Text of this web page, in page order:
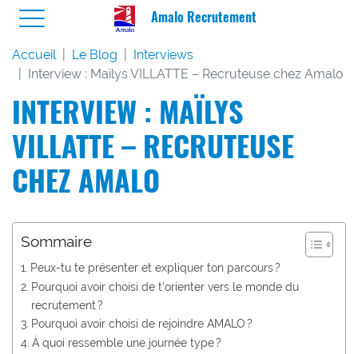
Amalo Recrutement
Accueil Le Blog
Interviews
Interview : Maïlys VILLATTE – Recruteuse chez Amalo
INTERVIEW : MAÏLYS
VILLATTE – RECRUTEUSE
CHEZ AMALO
Sommaire
Peux-tu te présenter et expliquer ton parcours ?
Pourquoi avoir choisi de t’orienter vers le monde du
recrutement ?
Pourquoi avoir choisi de rejoindre AMALO ?
À quoi ressemble une journée type ?